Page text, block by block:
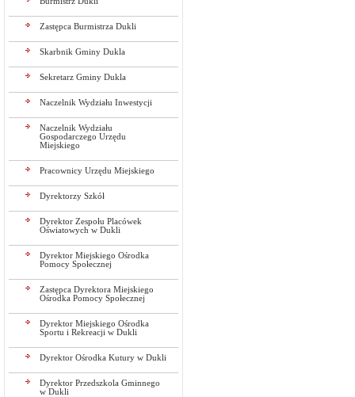
Zastępca Burmistrza Dukli
Skarbnik Gminy Dukla
Sekretarz Gminy Dukla
Naczelnik Wydziału Inwestycji
Naczelnik Wydziału
Gospodarczego Urzędu
Miejskiego
Pracownicy Urzędu Miejskiego
Dyrektorzy Szkół
Dyrektor Zespołu Placówek
Oświatowych w Dukli
Dyrektor Miejskiego Ośrodka
Pomocy Społecznej
Zastępca Dyrektora Miejskiego
Ośrodka Pomocy Społecznej
Dyrektor Miejskiego Ośrodka
Sportu i Rekreacji w Dukli
Dyrektor Ośrodka Kutury w Dukli
Dyrektor Przedszkola Gminnego
w Dukli